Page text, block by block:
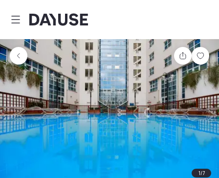
Dayuse
Teilen
1/7